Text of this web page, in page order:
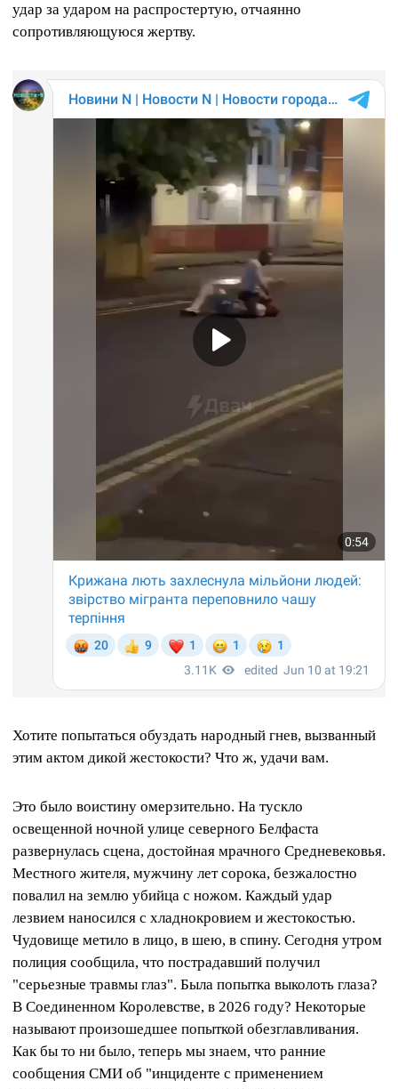
удар за ударом на распростертую, отчаянно
сопротивляющуюся жертву.
Хотите попытаться обуздать народный гнев, вызванный
этим актом дикой жестокости? Что ж, удачи вам.
Это было воистину омерзительно. На тускло
освещенной ночной улице северного Белфаста
развернулась сцена, достойная мрачного Средневековья.
Местного жителя, мужчину лет сорока, безжалостно
повалил на землю убийца с ножом. Каждый удар
лезвием наносился с хладнокровием и жестокостью.
Чудовище метило в лицо, в шею, в спину. Сегодня утром
полиция сообщила, что пострадавший получил
"серьезные травмы глаз". Была попытка выколоть глаза?
В Соединенном Королевстве, в 2026 году? Некоторые
называют произошедшее попыткой обезглавливания.
Как бы то ни было, теперь мы знаем, что ранние
сообщения СМИ об "инциденте с применением